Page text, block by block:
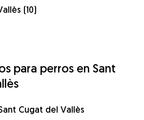
(10)
para perros en Sant
Cugat del Vallès